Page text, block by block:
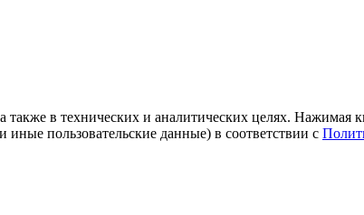
также в технических и аналитических целях.
пользовательские данные) в соответствии с